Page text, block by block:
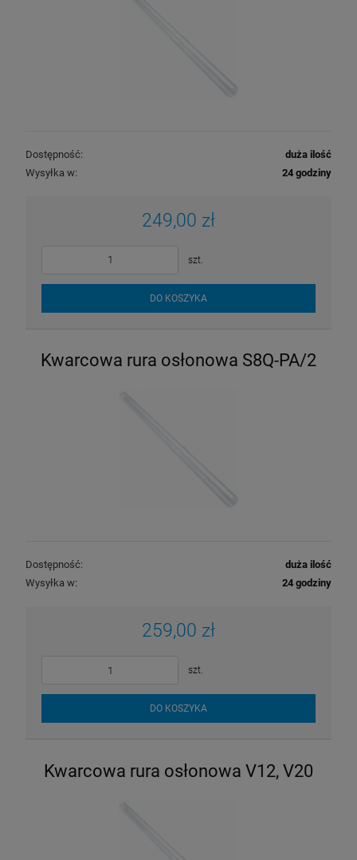
Dostępność:
duża ilość
Wysyłka w:
24 godziny
249,00 zł
szt.
DO KOSZYKA
Kwarcowa rura osłonowa S8Q-PA/2
Dostępność:
duża ilość
Wysyłka w:
24 godziny
259,00 zł
szt.
DO KOSZYKA
Kwarcowa rura osłonowa V12, V20